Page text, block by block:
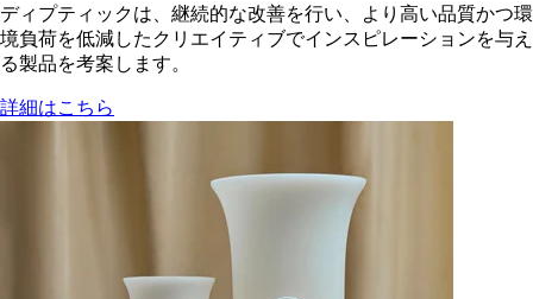
ディプティックは、継続的な改善を行い、より高い品質かつ環
境負荷を低減した​クリエイティブでインスピレーションを与え
る製品を考案します。
詳細はこちら